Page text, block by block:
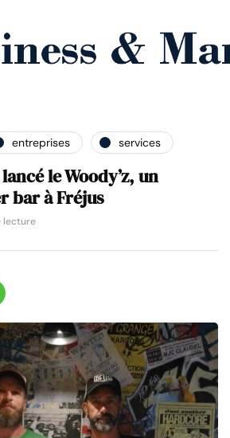
entreprises services
le Woody’z, un
bar à Fréjus
lecture